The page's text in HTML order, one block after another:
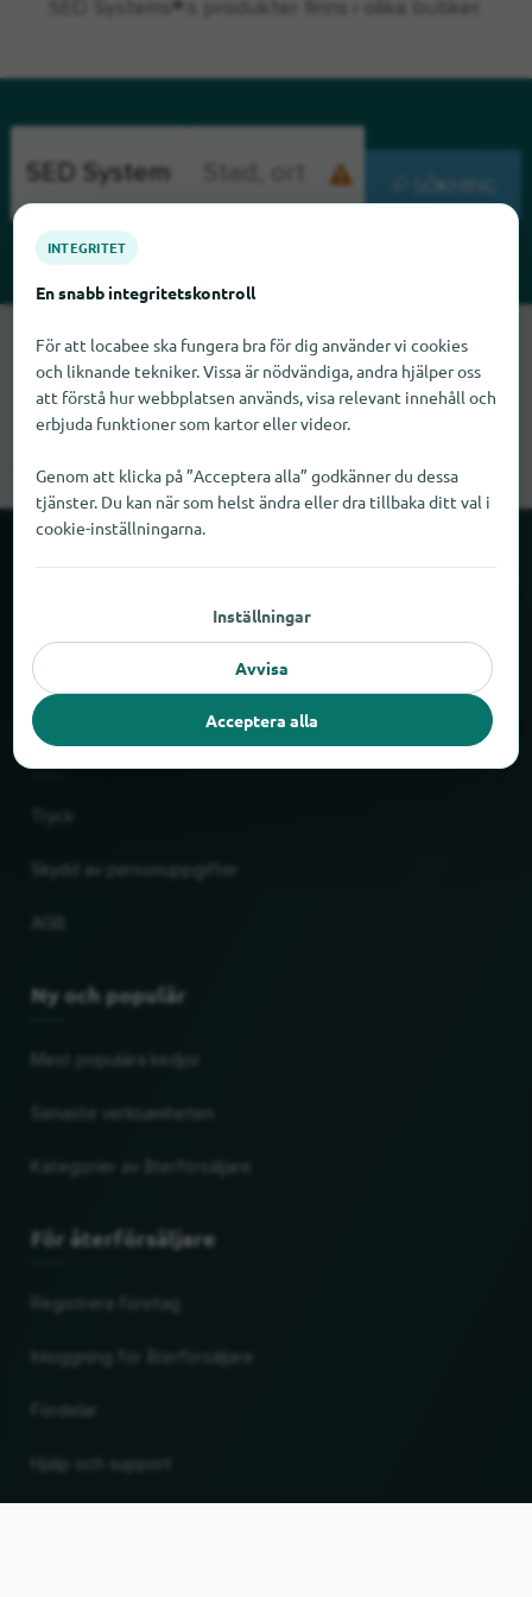
SED Systems®:s produkter finns i olika butiker.
SÖKNING
Tyvärr kan vi inte hitta SED Systems just nu. Om du vet var
SED Systems finns skulle vi bli glada om du meddelade oss
det.
Om locabee
Partner
Rättslig
Ny och populär
Senaste verksamheten
Kategorier av återförsäljare
För återförsäljare
Inloggning för återförsäljare
Fördelar
INTEGRITET
En snabb integritetskontroll
För att locabee ska fungera bra för dig använder vi cookies
och liknande tekniker. Vissa är nödvändiga, andra hjälper oss
att förstå hur webbplatsen används, visa relevant innehåll och
erbjuda funktioner som kartor eller videor.
Genom att klicka på ”Acceptera alla” godkänner du dessa
tjänster. Du kan när som helst ändra eller dra tillbaka ditt val i
cookie-inställningarna.
Inställningar
Avvisa
Acceptera alla